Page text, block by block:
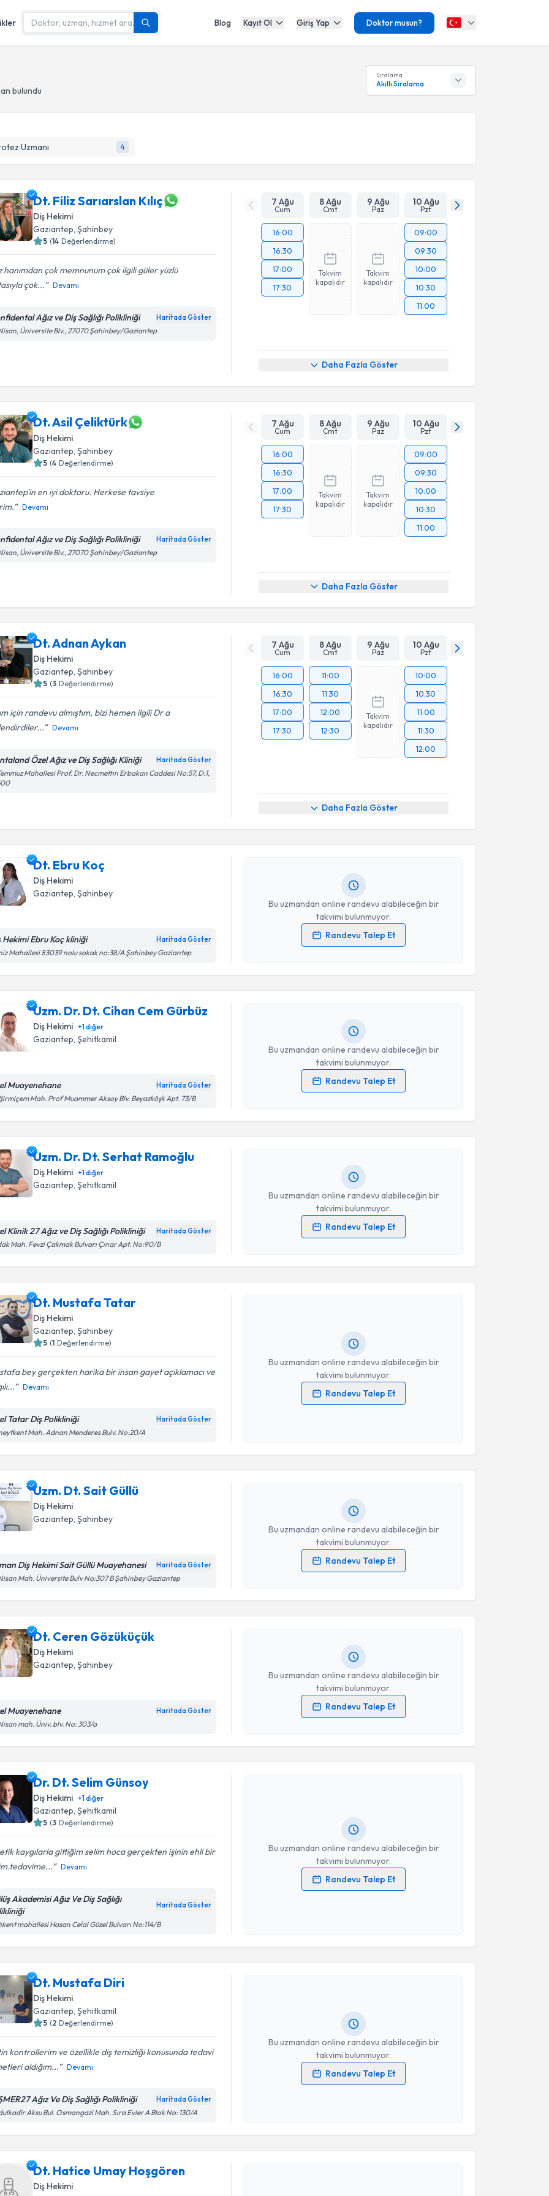
Blog Kayıt Ol Giriş Yap Doktor musun?
bulundu
Sıralama
Akıllı Sıralama
Uzmanı 4
Dt. Filiz Sarıarslan Kılıç
Diş Hekimi
Gaziantep, Şahinbey
5 (14 Değerlendirme)
hanımdan çok memnunum çok ilgili güler yüzlü
çok...
Devamı
Ağız ve Diş Sağlığı Polikliniği Haritada Göster
Üniversite Blv., 27070 Şahinbey/Gaziantep
7 Ağu
Cum
8 Ağu
Cmt
9 Ağu
Paz
10 Ağu
Pzt
16:00
16:30
17:00
17:30
Takvim
kapalıdır
Takvim
kapalıdır
09:00
09:30
10:00
10:30
11:00
Daha Fazla Göster
Dt. Asil Çeliktürk
Diş Hekimi
Gaziantep , Şahinbey
5 (4 Değerlendirme)
en iyi doktoru. Herkese tavsiye
Devamı
Ağız ve Diş Sağlığı Polikliniği Haritada Göster
Üniversite Blv., 27070 Şahinbey/Gaziantep
7 Ağu
Cum
8 Ağu
Cmt
9 Ağu
Paz
10 Ağu
Pzt
16:00
16:30
17:00
17:30
Takvim
kapalıdır
Takvim
kapalıdır
09:00
09:30
10:00
10:30
11:00
Daha Fazla Göster
Dt. Adnan Aykan
Diş Hekimi
Gaziantep, Şahinbey
5 (3 Değerlendirme)
için randevu almıştım, bizi hemen ilgili Dr a
Devamı
Özel Ağız ve Diş Sağlığı Kliniği Haritada Göster
Mahallesi Prof. Dr. Necmettin Erbakan Caddesi No:57, D:1,
7 Ağu
Cum
8 Ağu
Cmt
9 Ağu
Paz
10 Ağu
Pzt
16:00
16:30
17:00
17:30
11:00
11:30
12:00
12:30
Takvim
kapalıdır
10:00
10:30
11:00
11:30
12:00
Daha Fazla Göster
Dt. Ebru Koç
Diş Hekimi
Gaziantep , Şahinbey
Hekimi Ebru Koç kliniği Haritada Göster
Mahallesi 83039 nolu sokak no:38/A Şahinbey Gaziantep
Bu uzmandan online randevu alabileceğin bir
takvimi bulunmuyor.
Randevu Talep Et
Randevu Takvimi Talebi
Kişisel verilerimin işlenmesine ilişkinAydınlatma Metni
Uzm. Dr. Dt. Cihan Cem Gürbüz
Diş Hekimi +1diğer
Gaziantep , Şehitkamil
Muayenehane Haritada Göster
Mah. Prof Muammer Aksoy Blv. Beyazköşk Apt. 73/B
Bu uzmandan online randevu alabileceğin bir
takvimi bulunmuyor.
Randevu Talep Et
Randevu Takvimi Talebi
Kişisel verilerimin işlenmesine ilişkinAydınlatma Metni
Uzm. Dr. Dt. Serhat Ramoğlu
Diş Hekimi +1diğer
Gaziantep , Şehitkamil
Klinik 27 Ağız ve Diş Sağlığı Polikliniği Haritada Göster
Mah. Fevzi Çakmak Bulvarı Çınar Apt. No:90/B
Bu uzmandan online randevu alabileceğin bir
takvimi bulunmuyor.
Randevu Talep Et
Randevu Takvimi Talebi
Kişisel verilerimin işlenmesine ilişkinAydınlatma Metni
Dt. Mustafa Tatar
Diş Hekimi
Gaziantep , Şahinbey
5 (1 Değerlendirme)
bey gerçekten harika bir insan gayet açıklamacı ve
Devamı
Tatar Diş Polikliniği Haritada Göster
Mah. Adnan Menderes Bulv. No:20/A
Bu uzmandan online randevu alabileceğin bir
takvimi bulunmuyor.
Randevu Talep Et
Randevu Takvimi Talebi
Dt. Mustafa Tatar
Kişisel verilerimin işlenmesine ilişkinAydınlatma Metni
Takvim Talebini Gönder
Uzm. Dt. Sait Güllü
Diş Hekimi
Gaziantep , Şahinbey
Diş Hekimi Sait Güllü Muayehanesi Haritada Göster
Mah. Üniversite Bulv No:307 B Şahinbey Gaziantep
Bu uzmandan online randevu alabileceğin bir
takvimi bulunmuyor.
Randevu Talep Et
Kişisel verilerimin işlenmesine ilişkinAydınlatma Metni
Dt. Ceren Gözüküçük
Diş Hekimi
Gaziantep , Şahinbey
Muayenehane Haritada Göster
mah. Üniv. blv. No: 303/a
Bu uzmandan online randevu alabileceğin bir
takvimi bulunmuyor.
Randevu Talep Et
Randevu Takvimi Talebi
Kişisel verilerimin işlenmesine ilişkinAydınlatma Metni
Dr. Dt. Selim Günsoy
Diş Hekimi +1diğer
Gaziantep , Şehitkamil
5 (3 Değerlendirme)
kaygılarla gittiğim selim hoca gerçekten işinin ehli bir
Devamı
Akademisi Ağız Ve Diş Sağlığı
Haritada Göster
mahallesi Hasan Celal Güzel Bulvarı No:114/B
Bu uzmandan online randevu alabileceğin bir
takvimi bulunmuyor.
Randevu Talep Et
Kişisel verilerimin işlenmesine ilişkinAydınlatma Metni
Dt. Mustafa Diri
Diş Hekimi
Gaziantep , Şehitkamil
5 (2 Değerlendirme)
kontrollerim ve özellikle diş temizliği konusunda tedavi
aldığım...
Devamı
Ağız Ve Diş Sağlığı Polikliniği Haritada Göster
Aksu Bul. Osmangazi Mah. Sıra Evler A Blok No: 130/A
Bu uzmandan online randevu alabileceğin bir
takvimi bulunmuyor.
Randevu Talep Et
Randevu Takvimi Talebi
Dt. Mustafa Diri
Kişisel verilerimin işlenmesine ilişkinAydınlatma Metni
Takvim Talebini Gönder
Dt. Hatice Umay Hoşgören
Diş Hekimi